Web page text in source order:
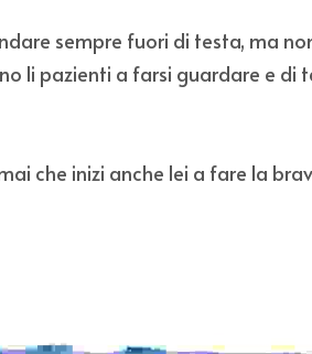
sempre fuori di testa, ma
li pazienti a farsi guardare e di
che inizi anche lei a fare la